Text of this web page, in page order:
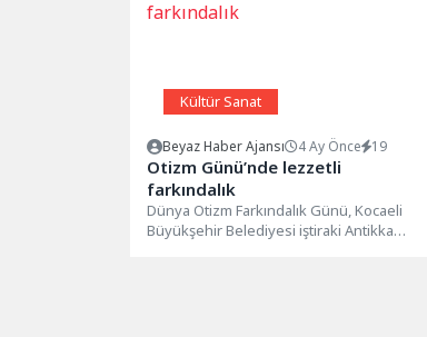
Kültür Sanat
Beyaz Haber Ajansı 4 Ay Önce 19
Otizm Günü’nde lezzetli
farkındalık
Dünya Otizm Farkındalık Günü, Kocaeli
Büyükşehir Belediyesi iştiraki Antikkapı